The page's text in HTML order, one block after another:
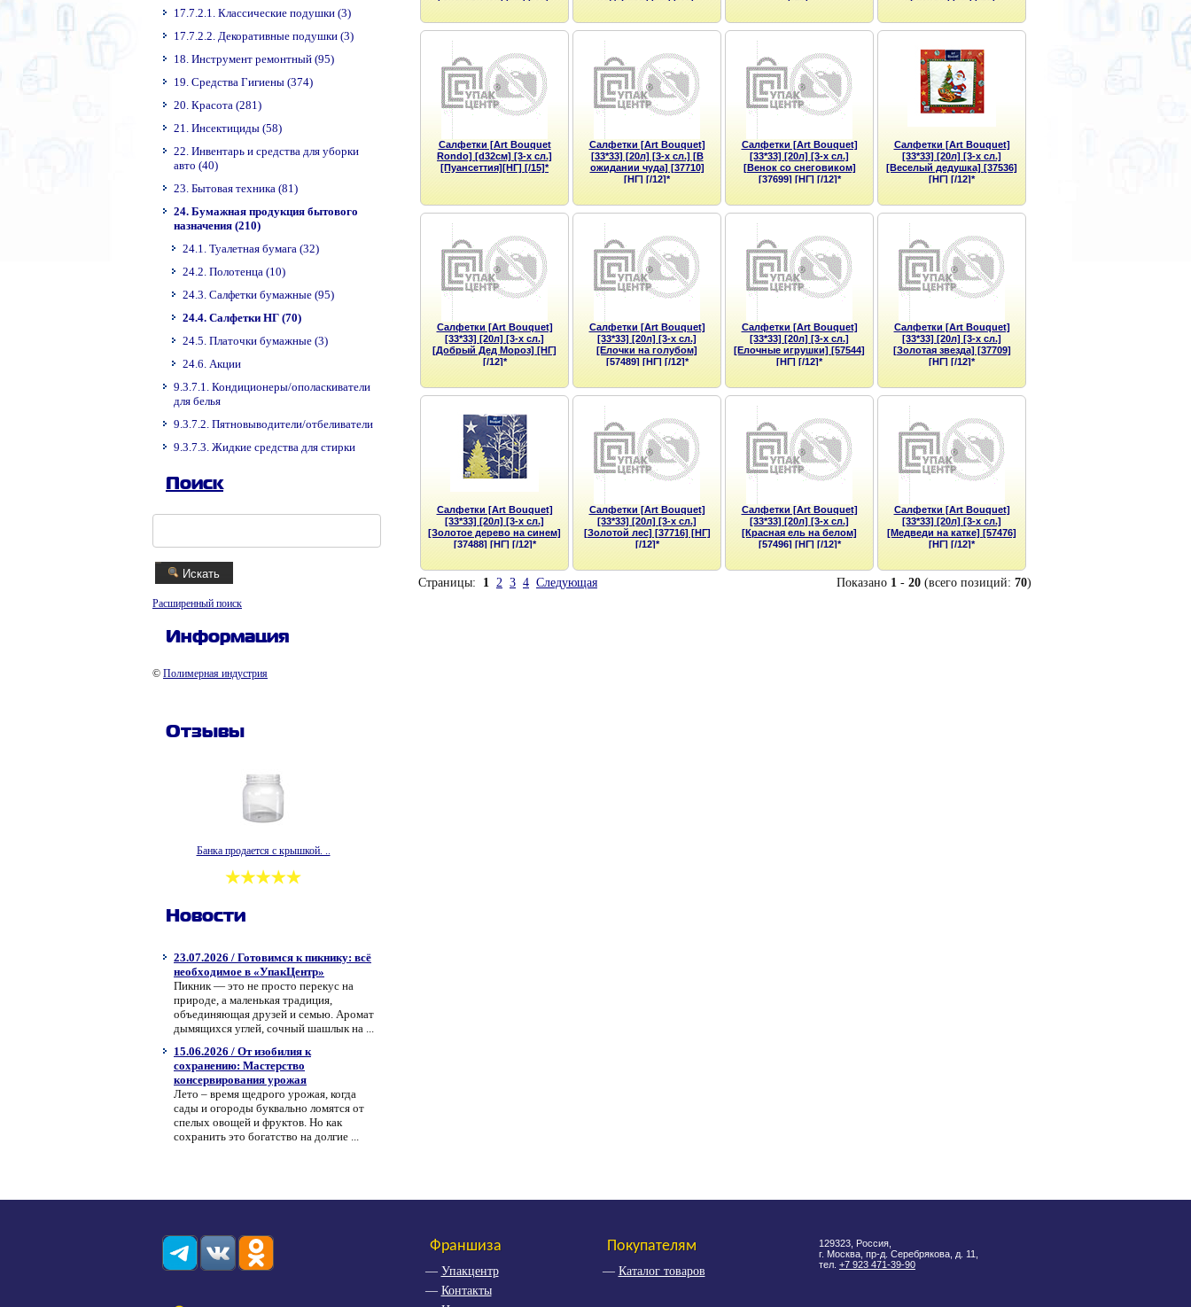
17.7.2.1. Классические подушки (3)
17.7.2.2. Декоративные подушки (3)
18. Инструмент ремонтный (95)
19. Средства Гигиены (374)
20. Красота (281)
21. Инсектициды (58)
22. Инвентарь и средства для уборки
авто (40)
23. Бытовая техника (81)
24. Бумажная продукция бытового
назначения (210)
24.1. Туалетная бумага (32)
24.2. Полотенца (10)
24.3. Салфетки бумажные (95)
24.4. Салфетки НГ (70)
24.5. Платочки бумажные (3)
24.6. Акции
9.3.7.1. Кондиционеры/ополаскиватели
для белья
9.3.7.2. Пятновыводители/отбеливатели
9.3.7.3. Жидкие средства для стирки
Поиск
Искать
Расширенный поиск
Информация
© Полимерная индустрия
Отзывы
Банка продается с крышкой. ..
Новости
23.07.2026 / Готовимся к пикнику: всё
необходимое в «УпакЦентр»
Пикник — это не просто перекус на
природе, а маленькая традиция,
объединяющая друзей и семью. Аромат
дымящихся углей, сочный шашлык на ...
15.06.2026 / От изобилия к
сохранению: Мастерство
консервирования урожая
Лето – время щедрого урожая, когда
сады и огороды буквально ломятся от
спелых овощей и фруктов. Но как
сохранить это богатство на долгие ...
Салфетки [Art Bouquet
Rondo] [d32см] [3-х сл.]
[Пуансеттия][НГ] [/15]*
Салфетки [Art Bouquet]
[33*33] [20л] [3-х сл.] [В
ожидании чуда] [37710]
[НГ] [/12]*
Салфетки [Art Bouquet]
[33*33] [20л] [3-х сл.]
[Венок со снеговиком]
[37699] [НГ] [/12]*
Салфетки [Art Bouquet]
[33*33] [20л] [3-х сл.]
[Веселый дедушка] [37536]
[НГ] [/12]*
Салфетки [Art Bouquet]
[33*33] [20л] [3-х сл.]
[Добрый Дед Мороз] [НГ]
[/12]*
Салфетки [Art Bouquet]
[33*33] [20л] [3-х сл.]
[Елочки на голубом]
[57489] [НГ] [/12]*
Салфетки [Art Bouquet]
[33*33] [20л] [3-х сл.]
[Елочные игрушки] [57544]
[НГ] [/12]*
Салфетки [Art Bouquet]
[33*33] [20л] [3-х сл.]
[Золотая звезда] [37709]
[НГ] [/12]*
Салфетки [Art Bouquet]
[33*33] [20л] [3-х сл.]
[Золотое дерево на синем]
[37488] [НГ] [/12]*
Салфетки [Art Bouquet]
[33*33] [20л] [3-х сл.]
[Золотой лес] [37716] [НГ]
[/12]*
Салфетки [Art Bouquet]
[33*33] [20л] [3-х сл.]
[Красная ель на белом]
[57496] [НГ] [/12]*
Салфетки [Art Bouquet]
[33*33] [20л] [3-х сл.]
[Медведи на катке] [57476]
[НГ] [/12]*
Страницы: 1 2 3 4 Следующая Показано 1 - 20 (всего позиций: 70)
Франшиза
Упакцентр
Контакты
Покупателям
Каталог товаров
129323, Россия,
г. Москва, пр-д. Серебрякова, д. 11,
тел. +7 923 471-39-90